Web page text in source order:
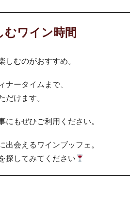
ワイン時間
しむのがおすすめ。
ナータイムまで、
だけます。
にもぜひご利用ください。
会えるワインブッフェ。
探してみてください